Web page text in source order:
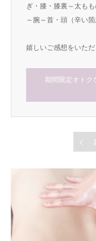
ぎ・膝・膝裏～太も
～腕～首・頭（辛い
嬉しいご感想をいた
期間限定オトク